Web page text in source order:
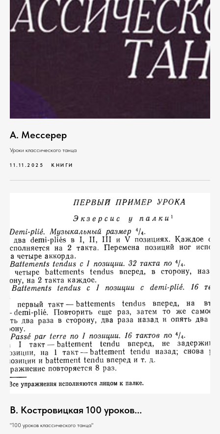
А. Мессерер
Уроки классического танца
11.11.2025 КНИГИ
В. Костровицкая 100 уроков...
"100 уроков классического танца"